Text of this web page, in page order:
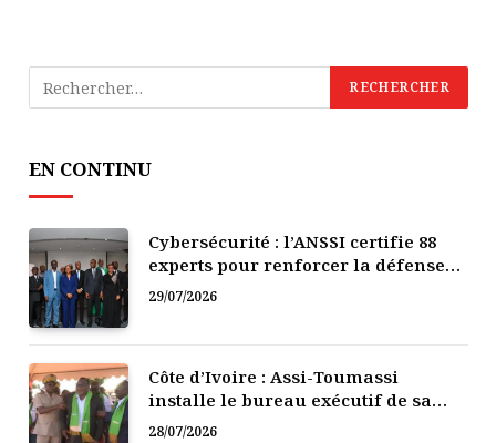
EN CONTINU
Cybersécurité : l’ANSSI certifie 88
experts pour renforcer la défense
numérique de la Côte d’Ivoire
29/07/2026
Côte d’Ivoire : Assi-Toumassi
installe le bureau exécutif de sa
mutuelle de développement
28/07/2026